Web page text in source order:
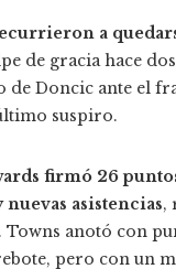
a
de gracia hace
de Doncic ante el
suspiro.
firmó 26
asistencias,
Towns anotó con
pero con un